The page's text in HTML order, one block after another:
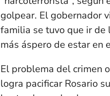
golpear. El gobernador
familia se tuvo que ir de
más áspero de estar en
El problema del crimen
logra pacificar Rosario